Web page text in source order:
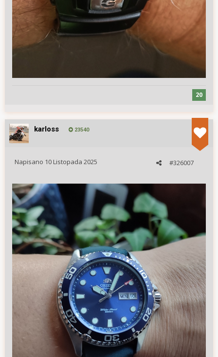
20
karloss 23540
#326007
Napisano 10 Listopada 2025